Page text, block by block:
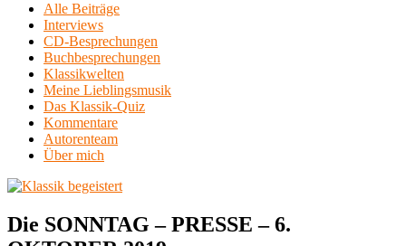
Alle Beiträge
Interviews
CD-Besprechungen
Buchbesprechungen
Klassikwelten
Meine Lieblingsmusik
Das Klassik-Quiz
Kommentare
Autorenteam
Über mich
Die SONNTAG – PRESSE – 6.